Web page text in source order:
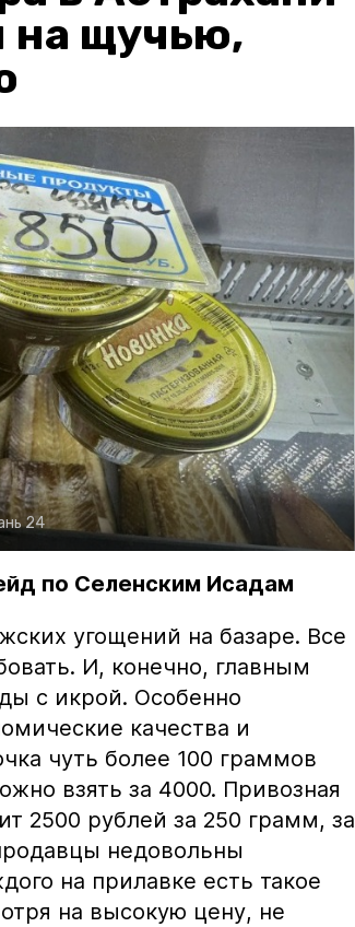
на щучью,
24
по Селенским Исадам
угощений на базаре. Все
И, конечно, главным
с икрой. Особенно
качества и
чуть более 100 граммов
взять за 4000. Привозная
2500 рублей за 250 грамм, за
недовольны
на прилавке есть такое
на высокую цену, не